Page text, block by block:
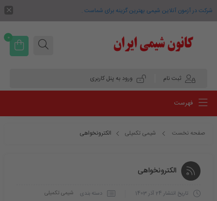
شرکت در آزمون آنلاین شیمی بهترین گزینه برای شماست .
ثبت نام ورود به پنل کاربری
0
فهرست
صفحه نخست شیمی تکمیلی الکترونخواهی
الکترونخواهی
تاریخ انتشار 24 آذر 1403 دسته بندی شیمی تکمیلی